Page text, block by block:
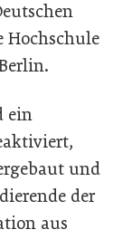
Hochschule
ein
und
der
aus